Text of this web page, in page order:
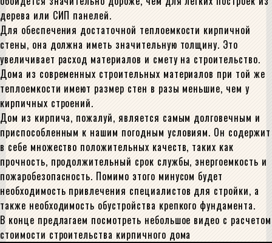
дерева или СИП панелей.
Для обеспечения достаточной теплоемкости кирпичной
стены, она должна иметь значительную толщину. Это
увеличивает расход материалов и смету на строительство.
Дома из современных строительных материалов при той же
теплоемкости имеют размер стен в разы меньшие, чем у
кирпичных строений.
Дом из кирпича, пожалуй, является самым долговечным и
приспособленным к нашим погодным условиям. Он содержит
в себе множество положительных качеств, таких как
прочность, продолжительный срок службы, энергоемкость и
пожаробезопасность. Помимо этого минусом будет
необходимость привлечения специалистов для стройки, а
также необходимость обустройства крепкого фундамента.
В конце предлагаем посмотреть небольшое видео с расчетом
стоимости строительства кирпичного дома